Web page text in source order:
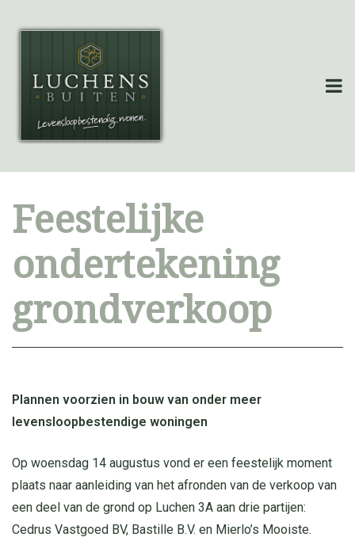
Feestelijke
ondertekening
grondverkoop
Plannen voorzien in bouw van onder meer
levensloopbestendige woningen
Op woensdag 14 augustus vond er een feestelijk moment
plaats naar aanleiding van het afronden van de verkoop van
een deel van de grond op Luchen 3A aan drie partijen:
Cedrus Vastgoed BV, Bastille B.V. en Mierlo’s Mooiste.